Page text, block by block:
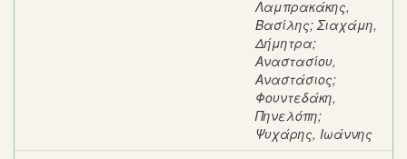
Λαμπρακάκης,
Βασίλης;Σιαχάμη,
Δήμητρα;
Αναστασίου,
Αναστάσιος;
Φουντεδάκη,
Πηνελόπη;
Ψυχάρης, Ιωάννης